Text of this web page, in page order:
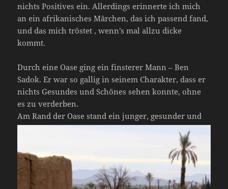
nichts Positives ein. Allerdings erinnerte ich mich
an ein afrikanisches Märchen, das ich passend fand,
und das mich tröstet , wenn’s mal allzu dicke
kommt.
Durch eine Oase ging ein finsterer Mann – Ben
Sadok. Er war so gallig in seinem Charakter, dass er
nichts Gesundes und Schönes sehen konnte, ohne
es zu verderben.
Am Rand der Oase stand ein junger, gesunder und